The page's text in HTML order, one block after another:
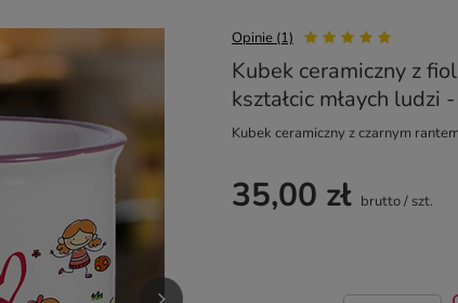
Opinie (1)
Kubek ceramiczny z
kształcic młaych
Kubek ceramiczny z czarnym
35,00 zł brutto/ szt.